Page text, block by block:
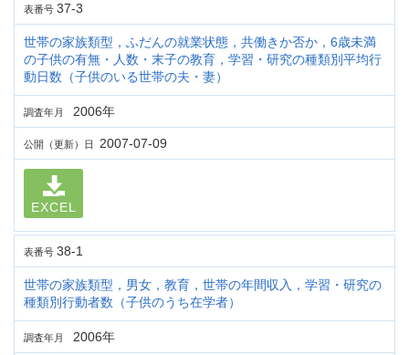
表番号 37-3
世帯の家族類型，ふだんの就業状態，共働きか否か，6歳未満
の子供の有無・人数・末子の教育，学習・研究の種類別平均行
動日数（子供のいる世帯の夫・妻）
調査年月 2006年
公開（更新）日 2007-07-09
EXCEL
表番号 38-1
世帯の家族類型，男女，教育，世帯の年間収入，学習・研究の
種類別行動者数（子供のうち在学者）
調査年月 2006年